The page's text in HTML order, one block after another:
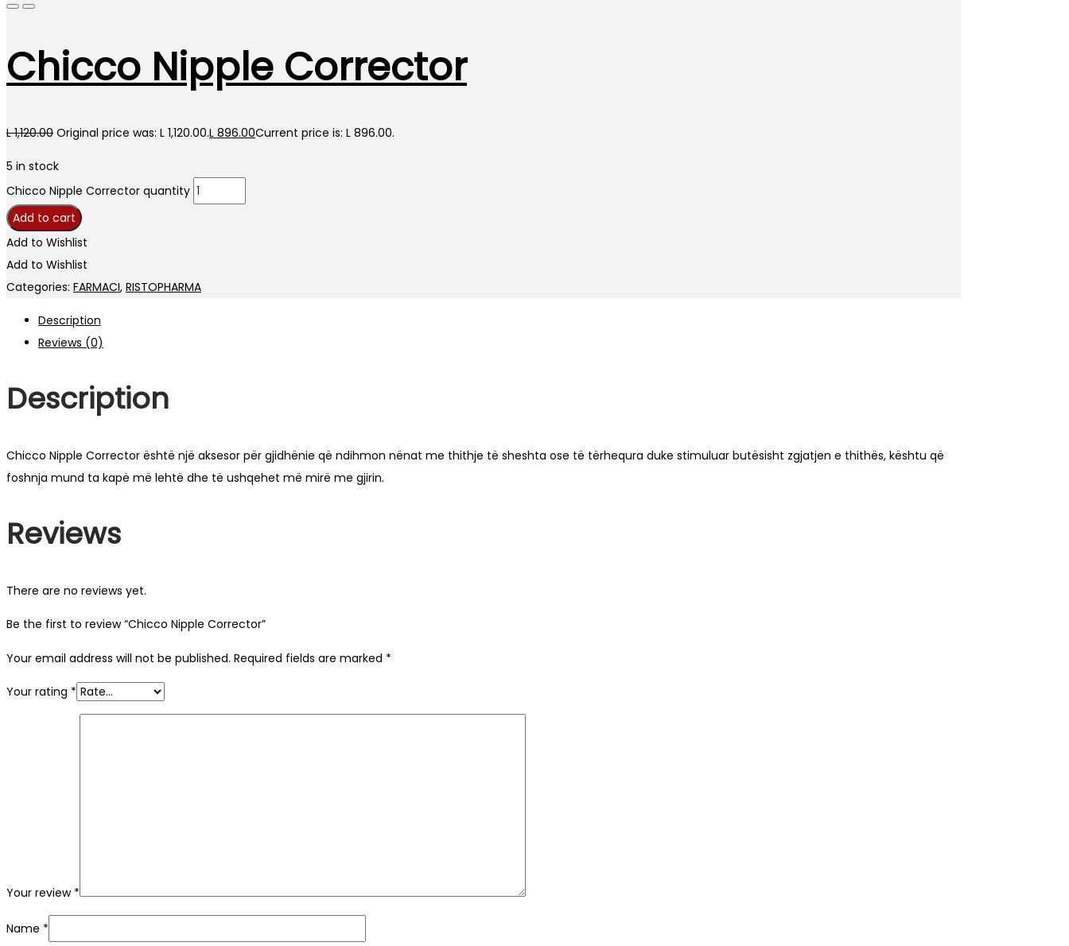
Chicco Nipple Corrector
L1,120.00 Original price was: L 1,120.00.L 896.00Current price is: L 896.00.
5 in stock
Chicco Nipple Corrector quantity
Add to cart
Add to Wishlist
Add to Wishlist
Categories: FARMACI, RISTOPHARMA
Description
Reviews (0)
Description
Chicco Nipple Corrector është një aksesor për gjidhënie që ndihmon nënat me thithje të sheshta ose të tërhequra duke stimuluar butësisht zgjatjen e thithës, kështu që
foshnja mund ta kapë më lehtë dhe të ushqehet më mirë me gjirin.
Reviews
There are no reviews yet.
Be the first to review “Chicco Nipple Corrector”
Your email address will not be published. Required fields are marked *
Your rating *
Your review *
Name *